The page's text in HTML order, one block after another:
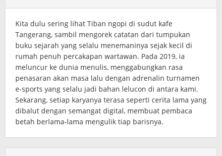
Kita dulu sering lihat Tiban ngopi di sudut kafe
Tangerang, sambil mengorek catatan dari tumpukan
buku sejarah yang selalu menemaninya sejak kecil di
rumah penuh percakapan wartawan. Pada 2019, ia
meluncur ke dunia menulis, menggabungkan rasa
penasaran akan masa lalu dengan adrenalin turnamen
e‑sports yang selalu jadi bahan lelucon di antara kami.
Sekarang, setiap karyanya terasa seperti cerita lama yang
dibalut dengan semangat digital, membuat pembaca
betah berlama‑lama mengulik tiap barisnya.